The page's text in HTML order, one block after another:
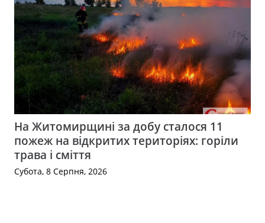
На Житомирщині за добу сталося 11
пожеж на відкритих територіях: горіли
трава і сміття
Субота, 8 Серпня, 2026